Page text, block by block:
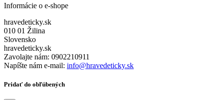
Informácie o e-shope
hravedeticky.sk
010 01 Žilina
Slovensko
hravedeticky.sk
Zavolajte nám: 0902210911
Napíšte nám e-mail: info@hravedeticky.sk
Pridať do obľúbených